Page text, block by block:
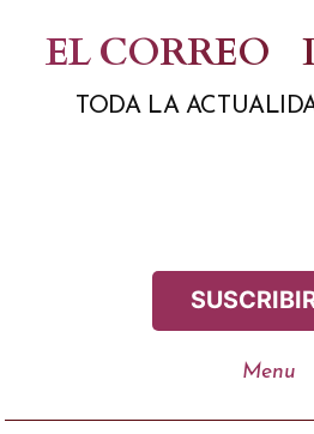
contenido
EL CORREO
TODA LA